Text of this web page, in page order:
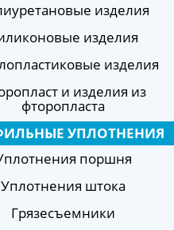
изделия
изделия
изделия
и изделия из
фторопласта
УПЛОТНЕНИЯ
поршня
Уплотнения штока
Грязесъемники